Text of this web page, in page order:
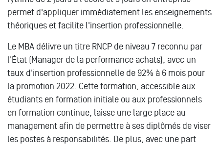
permet d'appliquer immédiatement les enseignements
théoriques et facilite l'insertion professionnelle.
Le MBA délivre un titre RNCP de niveau 7 reconnu par
l'État (Manager de la performance achats), avec un
taux d'insertion professionnelle de 92% à 6 mois pour
la promotion 2022. Cette formation, accessible aux
étudiants en formation initiale ou aux professionnels
en formation continue, laisse une large place au
management afin de permettre à ses diplômés de viser
les postes à responsabilités. De plus, avec une part